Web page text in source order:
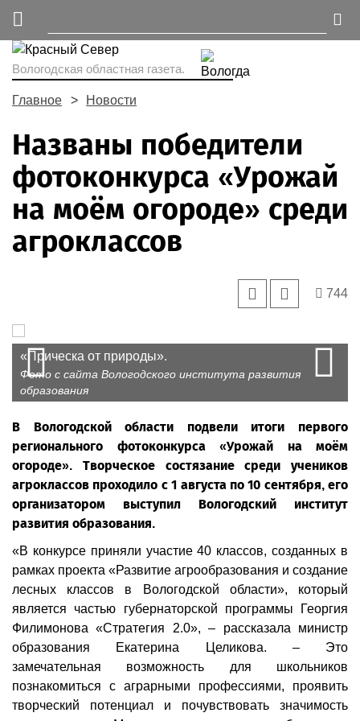
Вологодская областная газета.
Главное Новости
Названы победители
фотоконкурса «Урожай
на моём огороде» среди
агроклассов
744
Prev
«Прическа от природы».
Фото с сайта Вологодского института развития
образования
«Чудо-юдо тепличное».
«Алые паруса».
Фото Даниила Зинченко
В Вологодской области подвели итоги первого
регионального фотоконкурса «Урожай на моём
огороде». Творческое состязание среди учеников
агроклассов проходило с 1 августа по 10 сентября, его
организатором выступил Вологодский институт
развития образования.
«В конкурсе приняли участие 40 классов, созданных в
рамках проекта «Развитие агрообразования и создание
лесных классов в Вологодской области», который
является частью губернаторской программы Георгия
Филимонова «Стратегия 2.0», – рассказала министр
образования Екатерина Целикова. – Это
замечательная возможность для школьников
познакомиться с аграрными профессиями, проявить
творческий потенциал и почувствовать значимость